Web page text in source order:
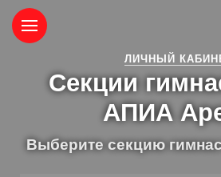
ЛИЧНЫЙ
Секции
АПИА
Выберите секцию